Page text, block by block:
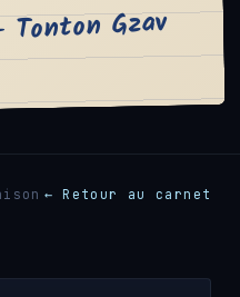
Gzav
← Retour au carnet